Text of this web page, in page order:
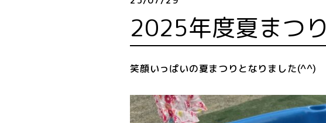
2025年度夏まつり
笑顔いっぱいの夏まつりとなりました(^^)